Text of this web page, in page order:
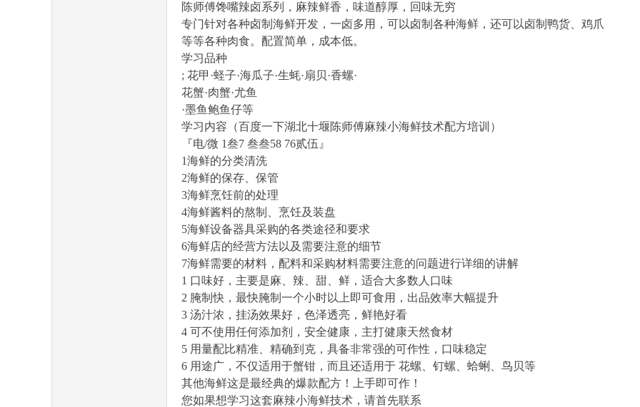
陈师傅馋嘴辣卤系列，麻辣鲜香，味道醇厚，回味无穷
专门针对各种卤制海鲜开发，一卤多用，可以卤制各种海鲜，还可以卤制鸭货、鸡爪
等等各种肉食。配置简单，成本低。
学习品种
; 花甲·蛏子·海瓜子·生蚝·扇贝·香螺·
花蟹·肉蟹·尤鱼
·墨鱼鲍鱼仔等
学习内容（百度一下湖北十堰陈师傅麻辣小海鲜技术配方培训）
『电/微 1叁7 叁叁58 76贰伍』
1海鲜的分类清洗
2海鲜的保存、保管
3海鲜烹饪前的处理
4海鲜酱料的熬制、烹饪及装盘
5海鲜设备器具采购的各类途径和要求
6海鲜店的经营方法以及需要注意的细节
7海鲜需要的材料，配料和采购材料需要注意的问题进行详细的讲解
1 口味好，主要是麻、辣、甜、鲜，适合大多数人口味
2 腌制快，最快腌制一个小时以上即可食用，出品效率大幅提升
3 汤汁浓，挂汤效果好，色泽透亮，鲜艳好看
4 可不使用任何添加剂，安全健康，主打健康天然食材
5 用量配比精准、精确到克，具备非常强的可作性，口味稳定
6 用途广，不仅适用于蟹钳，而且还适用于 花螺、钉螺、蛤蜊、鸟贝等
其他海鲜这是最经典的爆款配方！上手即可作！
您如果想学习这套麻辣小海鲜技术，请首先联系